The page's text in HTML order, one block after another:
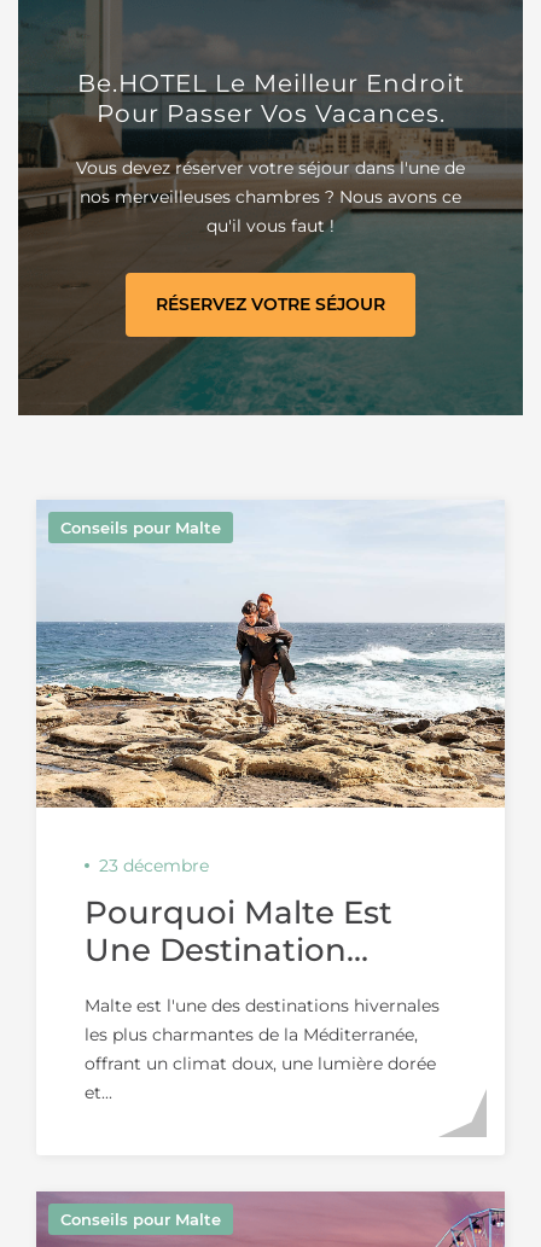
Conseils pour Malte
23 décembre
Pourquoi Malte Est
Une Destination
Les Couples
Malte est l'une des destinations hivernales
les plus charmantes de la Méditerranée,
offrant un climat doux, une lumière dorée
et...
Conseils pour Malte
Be.HOTEL Le Meilleur Endroit
Pour Passer Vos Vacances.
Vous devez réserver votre séjour dans l'une de
nos merveilleuses chambres ? Nous avons ce
qu'il vous faut !
RÉSERVEZ VOTRE SÉJOUR